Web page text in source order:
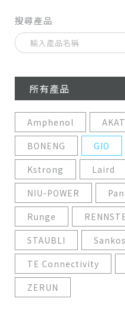
搜尋產品
所有產品
Amphenol
BONENG
GIO
Kstrong
Laird
NIU-POWER
Runge
STAUBLI
TE Connectivity
ZERUN